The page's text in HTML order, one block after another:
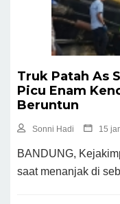
Truk Patah As
Picu Enam
Beruntun
Sonni Hadi 15
BANDUNG,
saat menanjak di